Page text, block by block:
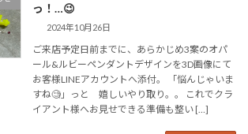
っ！…😉
2024年10月26日
ご来店予定日前までに、あらかじめ3案のオパ
ール&ルビーペンダントデザインを3D画像にて
お客様LINEアカウントへ添付。 「悩んじゃいま
すね🧐」っと 嬉しいやり取り。。 これでクラ
イアント様へお見せできる準備も整い […]